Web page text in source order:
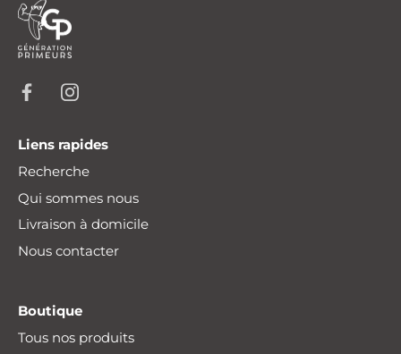
Liens rapides
Recherche
Qui sommes nous
Livraison à domicile
Nous contacter
Boutique
Tous nos produits